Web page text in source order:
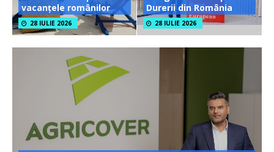
vacanțele românilor
28 IULIE 2026
Durerii din România
28 IULIE 2026